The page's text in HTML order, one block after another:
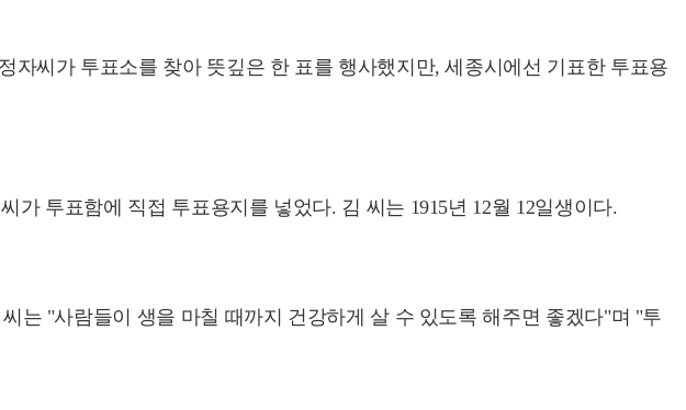
자씨가 투표소를 찾아 뜻깊은 한 표를 행사했지만, 세종시에선 기표한 투표용
투표함에 직접 투표용지를 넣었다. 김 씨는 1915년 12월 12일생이다.
는 "사람들이 생을 마칠 때까지 건강하게 살 수 있도록 해주면 좋겠다"며 "투